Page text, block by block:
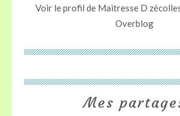
Voir le profil de Maitresse D
Overblog
Mes